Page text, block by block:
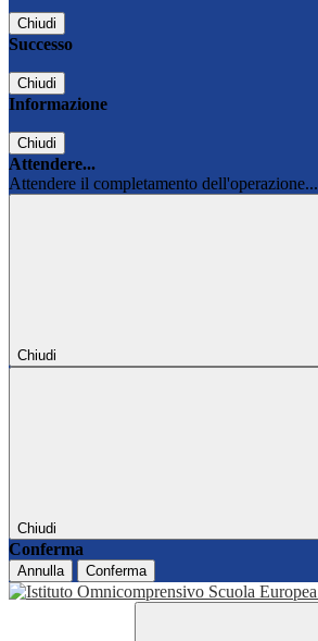
Chiudi
Successo
Chiudi
Informazione
Chiudi
Attendere...
Attendere il completamento dell'operazione...
Chiudi
Chiudi
Conferma
Annulla Conferma